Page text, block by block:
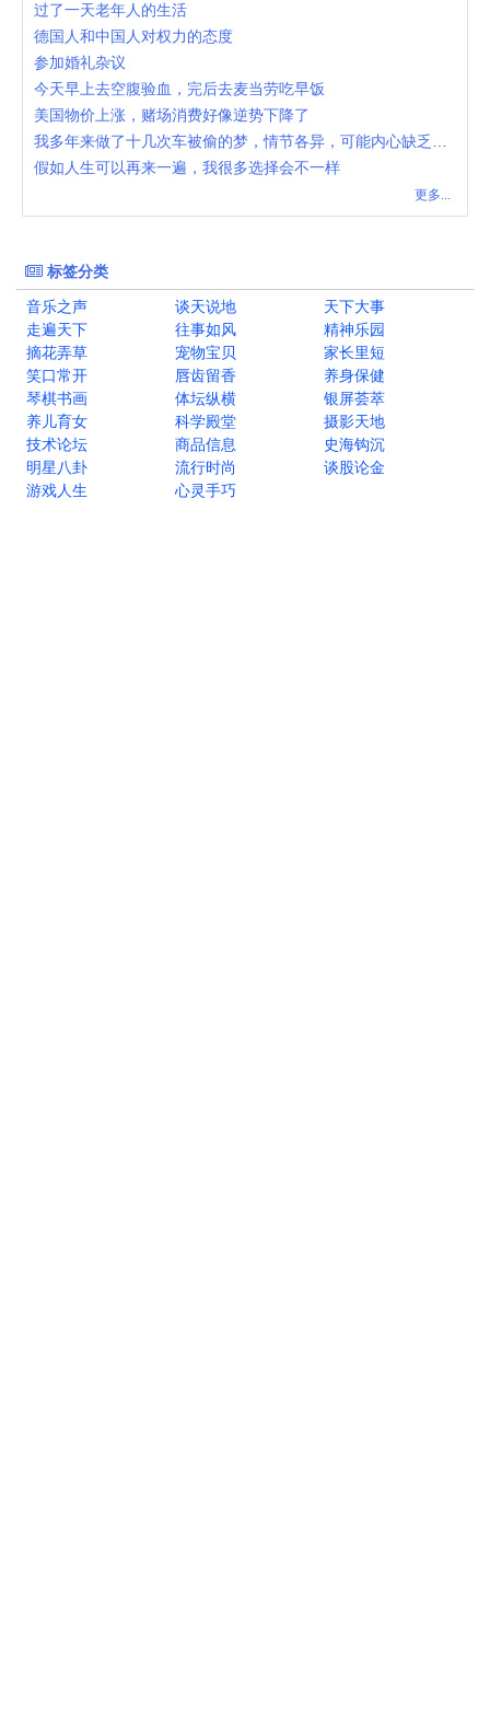
过了一天老年人的生活
德国人和中国人对权力的态度
参加婚礼杂议
今天早上去空腹验血，完后去麦当劳吃早饭
美国物价上涨，赌场消费好像逆势下降了
我多年来做了十几次车被偷的梦，情节各异，可能内心缺乏安全感
假如人生可以再来一遍，我很多选择会不一样
更多...
标签分类
音乐之声
谈天说地
天下大事
走遍天下
往事如风
精神乐园
摘花弄草
宠物宝贝
家长里短
笑口常开
唇齿留香
养身保健
琴棋书画
体坛纵横
银屏荟萃
养儿育女
科学殿堂
摄影天地
技术论坛
商品信息
史海钩沉
明星八卦
流行时尚
谈股论金
游戏人生
心灵手巧